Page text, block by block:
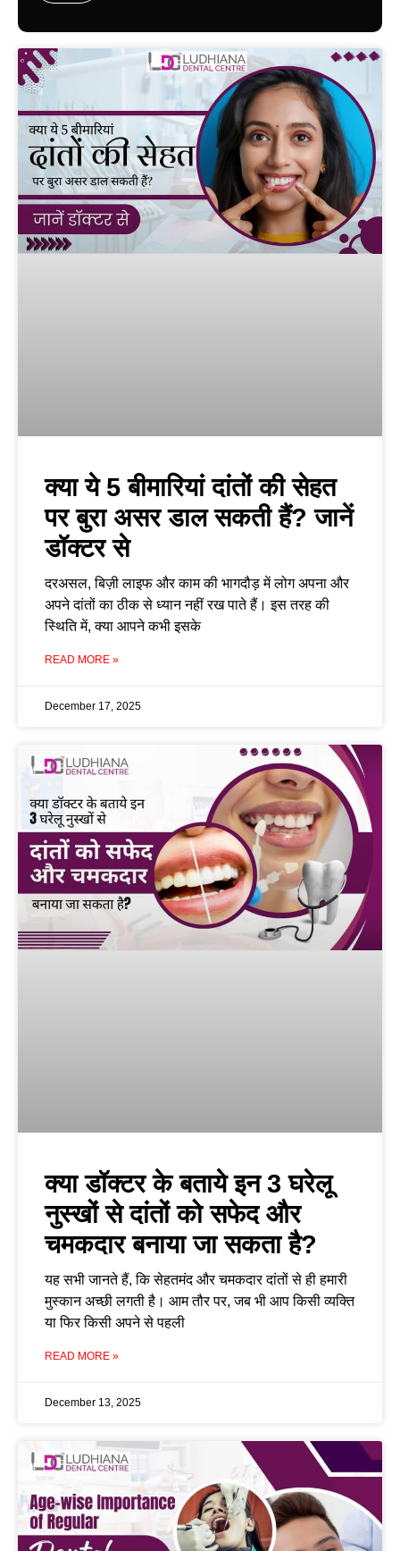
क्या ये 5 बीमारियां दांतों की सेहत
पर बुरा असर डाल सकती हैं? जानें
डॉक्टर से
दरअसल, बिज़ी लाइफ और काम की भागदौड़ में लोग अपना और
अपने दांतों का ठीक से ध्यान नहीं रख पाते हैं। इस तरह की
स्थिति में, क्या आपने कभी इसके
READ MORE »
December 17, 2025
क्या डॉक्टर के बताये इन 3 घरेलू
नुस्खों से दांतों को सफेद और
चमकदार बनाया जा सकता है?
यह सभी जानते हैं, कि सेहतमंद और चमकदार दांतों से ही हमारी
मुस्कान अच्छी लगती है। आम तौर पर, जब भी आप किसी व्यक्ति
या फिर किसी अपने से पहली
READ MORE »
December 13, 2025